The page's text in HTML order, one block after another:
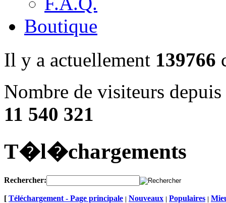
Boutique
Il y a actuellement 139766
Nombre de visiteurs
11 540 321
T�l�chargements
Rechercher:
[ Téléchargement - Page principale | Nouveaux | Populaires |